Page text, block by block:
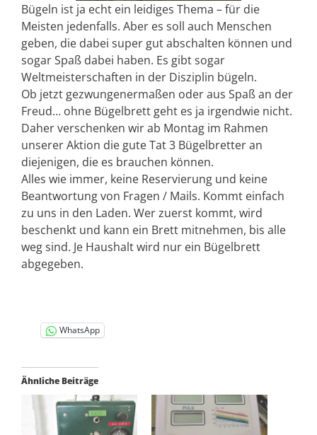
Bügeln ist ja echt ein leidiges Thema – für die
Meisten jedenfalls. Aber es soll auch Menschen
geben, die dabei super gut abschalten können und
sogar Spaß dabei haben. Es gibt sogar
Weltmeisterschaften in der Disziplin bügeln.
Ob jetzt gezwungenermaßen oder aus Spaß an der
Freud… ohne Bügelbrett geht es ja irgendwie nicht.
Daher verschenken wir ab Montag im Rahmen
unserer Aktion die gute Tat 3 Bügelbretter an
diejenigen, die es brauchen können.
Alles wie immer, keine Reservierung und keine
Beantwortung von Fragen / Mails. Kommt einfach
zu uns in den Laden. Wer zuerst kommt, wird
beschenkt und kann ein Brett mitnehmen, bis alle
weg sind. Je Haushalt wird nur ein Bügelbrett
abgegeben.
WhatsApp
Ähnliche Beiträge